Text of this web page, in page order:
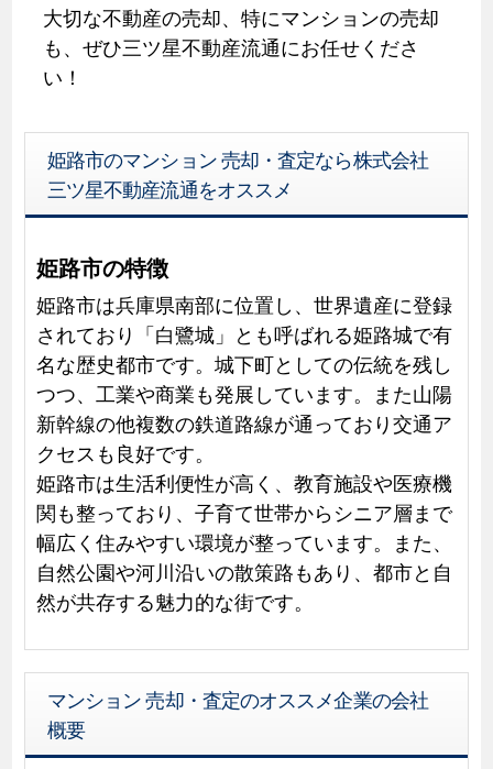
大切な不動産の売却、特にマンションの売却
も、ぜひ三ツ星不動産流通にお任せくださ
い！
姫路市のマンション 売却・査定なら株式会社
三ツ星不動産流通をオススメ
姫路市の特徴
姫路市は兵庫県南部に位置し、世界遺産に登録
されており「白鷺城」とも呼ばれる姫路城で有
名な歴史都市です。城下町としての伝統を残し
つつ、工業や商業も発展しています。また山陽
新幹線の他複数の鉄道路線が通っており交通ア
クセスも良好です。
姫路市は生活利便性が高く、教育施設や医療機
関も整っており、子育て世帯からシニア層まで
幅広く住みやすい環境が整っています。また、
自然公園や河川沿いの散策路もあり、都市と自
然が共存する魅力的な街です。
マンション 売却・査定のオススメ企業の会社
概要